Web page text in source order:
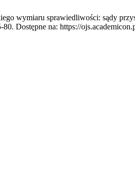
wymiaru sprawiedliwości: sądy
Dostępne na: https://